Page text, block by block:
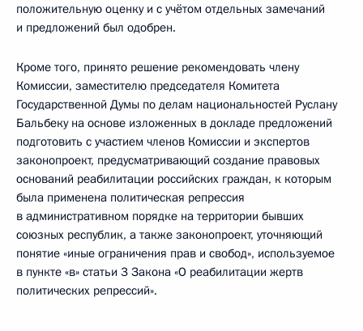
положительную оценку и с учётом отдельных замечаний
и предложений был одобрен.
Кроме того, принято решение рекомендовать члену
Комиссии, заместителю председателя Комитета
Государственной Думы по делам национальностей Руслану
Бальбеку на основе изложенных в докладе предложений
подготовить с участием членов Комиссии и экспертов
законопроект, предусматривающий создание правовых
оснований реабилитации российских граждан, к которым
была применена политическая репрессия
в административном порядке на территории бывших
союзных республик, а также законопроект, уточняющий
понятие «иные ограничения прав и свобод», используемое
в пункте «в» статьи 3 Закона «О реабилитации жертв
политических репрессий».